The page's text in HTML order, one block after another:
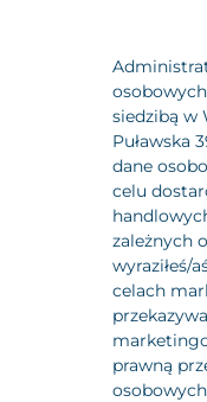
osobowych
siedzibą w
Puławska
dane
celu
zależnych
wyraziłeś/
celach
prawną